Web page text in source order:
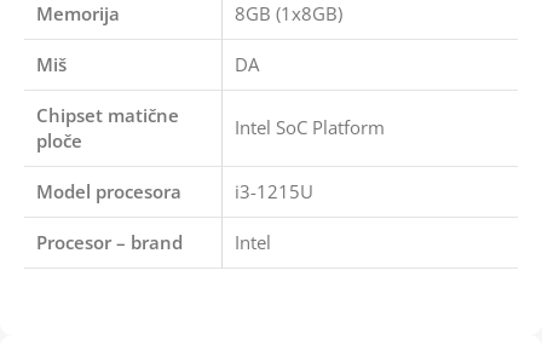
Memorija 8GB (1x8GB)
Miš DA
Chipset matične
ploče
Intel SoC Platform
Model procesora i3-1215U
Procesor – brand Intel